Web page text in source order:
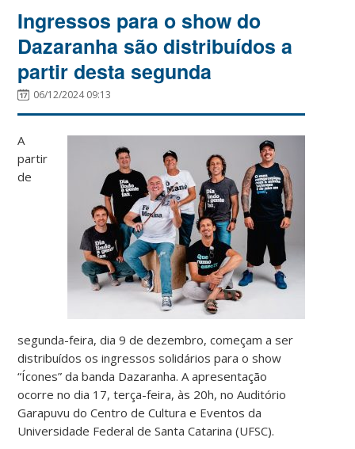
Ingressos para o show do
Dazaranha são distribuídos a
partir desta segunda
06/12/2024 09:13
A
partir
de
segunda-feira, dia 9 de dezembro, começam a ser
distribuídos os ingressos solidários para o show
“Ícones” da banda Dazaranha. A apresentação
ocorre no dia 17, terça-feira, às 20h, no Auditório
Garapuvu do Centro de Cultura e Eventos da
Universidade Federal de Santa Catarina (UFSC).